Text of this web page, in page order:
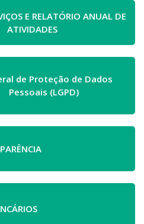
E RELATÓRIO ANUAL DE
ATIVIDADES
de Proteção de Dados
Pessoais (LGPD)